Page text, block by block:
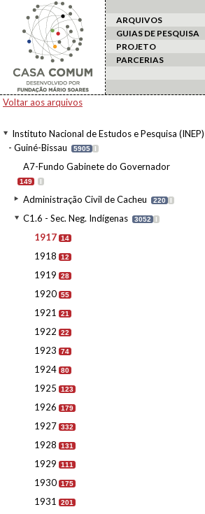
ARQUIVOS
GUIAS DE PESQUISA
PROJETO
PARCERIAS
Voltar aos arquivos
Instituto Nacional de Estudos e Pesquisa (INEP)
- Guiné-Bissau
5905 I
A7-Fundo Gabinete do Governador
149 I
Administração Civil de Cacheu 220 I
C1.6 - Sec. Neg. Indígenas 3052 I
1917 14
1918 12
1919 28
1920 55
1921 21
1922 22
1923 74
1924 80
1925 123
1926 179
1927 332
1928 131
1929 111
1930 175
1931 201